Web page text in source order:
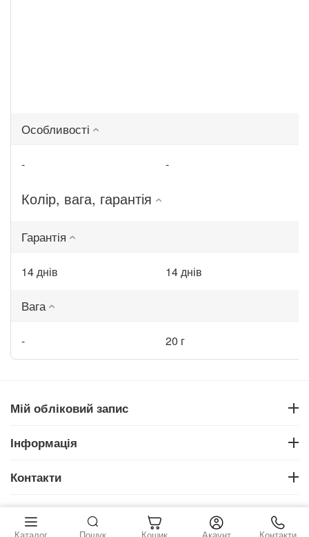
Особливості
- -
Колір, вага, гарантія
Гарантія
14 днів 14 днів
Вага
- 20 г
Мій обліковий запис
Інформація
Контакти
© 2026 . Всі права захищені
грн. Купити
Каталог Пошук Кошик Акаунт Контакти